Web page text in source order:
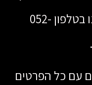
התקשרו לנציגי חברתנו בטלפון 052-
עם כל הפרטים